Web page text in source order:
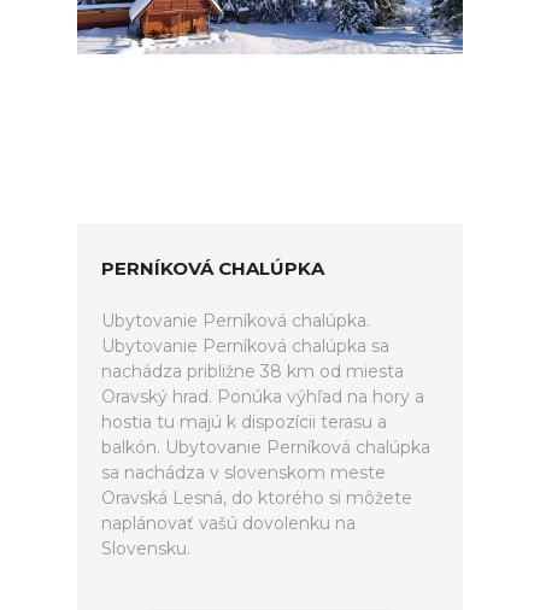
PERNÍKOVÁ CHALÚPKA
Ubytovanie Perníková chalúpka.
Ubytovanie Perníková chalúpka sa
nachádza približne 38 km od miesta
Oravský hrad. Ponúka výhľad na hory a
hostia tu majú k dispozícii terasu a
balkón. Ubytovanie Perníková chalúpka
sa nachádza v slovenskom meste
Oravská Lesná, do ktorého si môžete
naplánovať vašú dovolenku na
Slovensku.